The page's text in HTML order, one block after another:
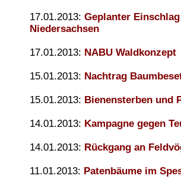
17.01.2013: Geplanter
Niedersachsen
17.01.2013: NABU Waldkonzept
15.01.2013: Nachtrag
15.01.2013: Bienensterben und
14.01.2013: Kampagne gegen
14.01.2013: Rückgang an
11.01.2013: Patenbäume im